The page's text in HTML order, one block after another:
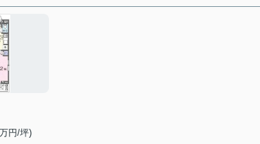
万円/坪)